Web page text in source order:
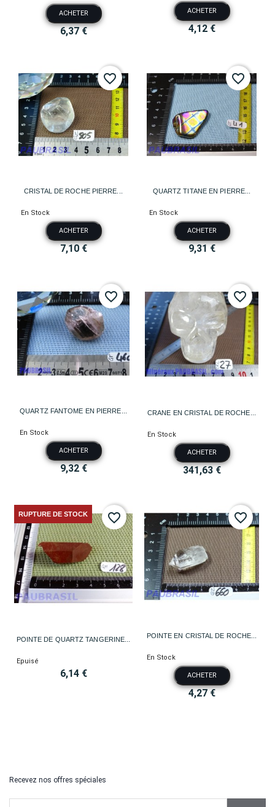
ACHETER
6,37 €
ACHETER
4,12 €
CRISTAL DE ROCHE PIERRE...
En Stock
ACHETER
7,10 €
favorite_border
QUARTZ TITANE EN PIERRE...
En Stock
ACHETER
9,31 €
favorite_border
QUARTZ FANTOME EN PIERRE...
En Stock
ACHETER
9,32 €
favorite_border
CRANE EN CRISTAL DE ROCHE...
En Stock
ACHETER
341,63 €
favorite_border
POINTE DE QUARTZ TANGERINE...
Epuisé
6,14 €
RUPTURE DE STOCK favorite_border
POINTE EN CRISTAL DE ROCHE...
En Stock
ACHETER
4,27 €
favorite_border
Recevez nos offres spéciales